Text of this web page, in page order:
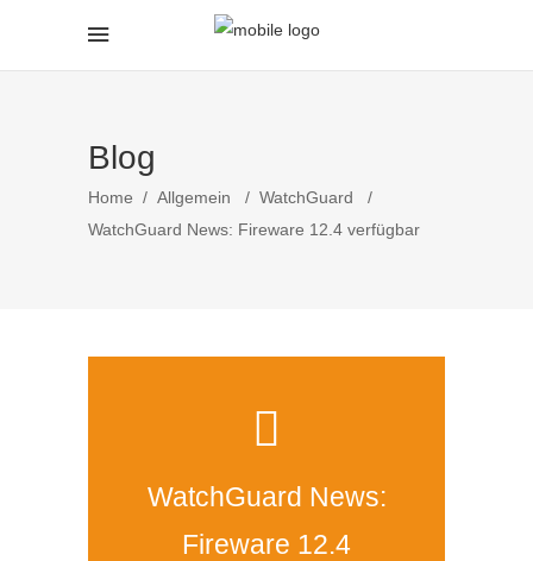
Blog
Home / Allgemein / WatchGuard
/
WatchGuard News: Fireware 12.4 verfügbar
WatchGuard News:
Fireware 12.4